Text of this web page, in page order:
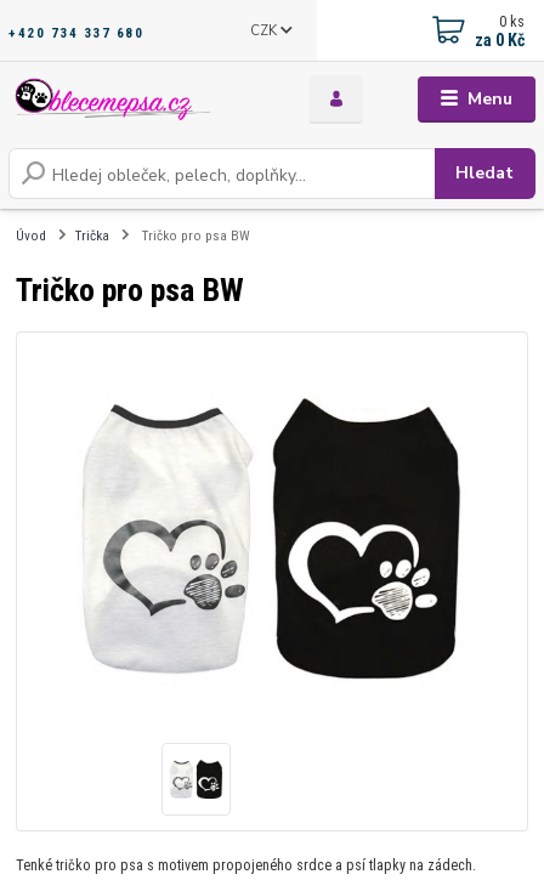
Menu
CZK
Hledat
+420 734 337 680
0 ks
za 0 Kč
Úvod Trička Tričko pro psa BW
Tričko pro psa BW
Tenké tričko pro psa s motivem propojeného srdce a psí tlapky na zádech.